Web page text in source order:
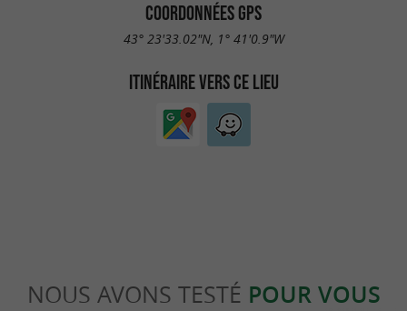
COORDONNÉES GPS
43° 23'33.02"N, 1° 41'0.9"W
ITINÉRAIRE VERS CE LIEU
NOUS AVONS TESTÉ POUR VOUS